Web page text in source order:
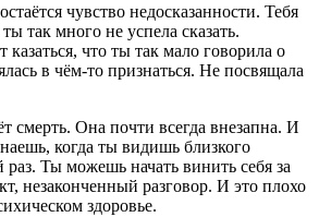
чувство недосказанности. Тебя
так много не успела сказать.
что ты так мало говорила о
в чём-то признаться. Не посвящала
смерть. Она почти всегда внезапна. И
когда ты видишь близкого
раз. Ты можешь начать винить себя за
незаконченный разговор. И это плохо
здоровье.